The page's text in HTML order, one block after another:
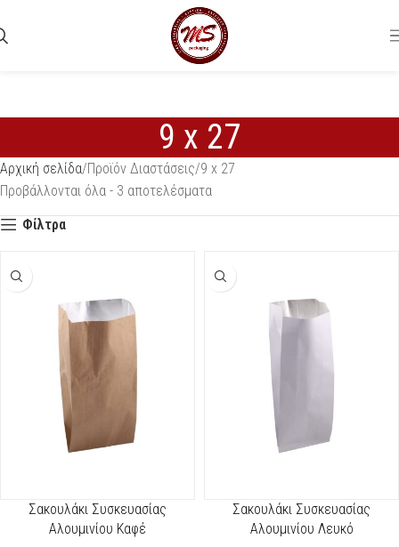
9 x 27
Αρχική σελίδα Προϊόν Διαστάσεις 9 x 27
Προβάλλονται όλα - 3 αποτελέσματα
Φίλτρα
Σακουλάκι Συσκευασίας
Αλουμινίου Καφέ
Σακουλάκι Συσκευασίας
Αλουμινίου Λευκό